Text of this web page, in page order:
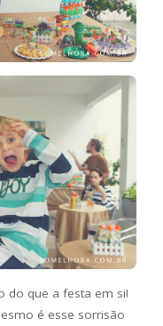
do que a festa em si!
é esse sorrisão